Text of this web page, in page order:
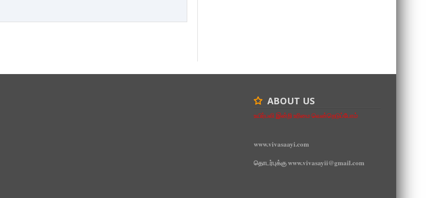
ABOUT US
உயிர்பலி இன்றி உரிமை வென்றெடுப்போம்
www.vivasaayi.com
தொடர்புக்கு www.vivasayii@gmail.com